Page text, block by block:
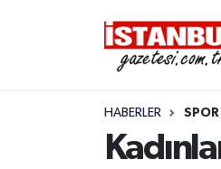
HABERLER SPOR
EKONOMİ
İSTANBUL
Nöbetçi Eczaneler
Hava Durumu
Trafik Durumu